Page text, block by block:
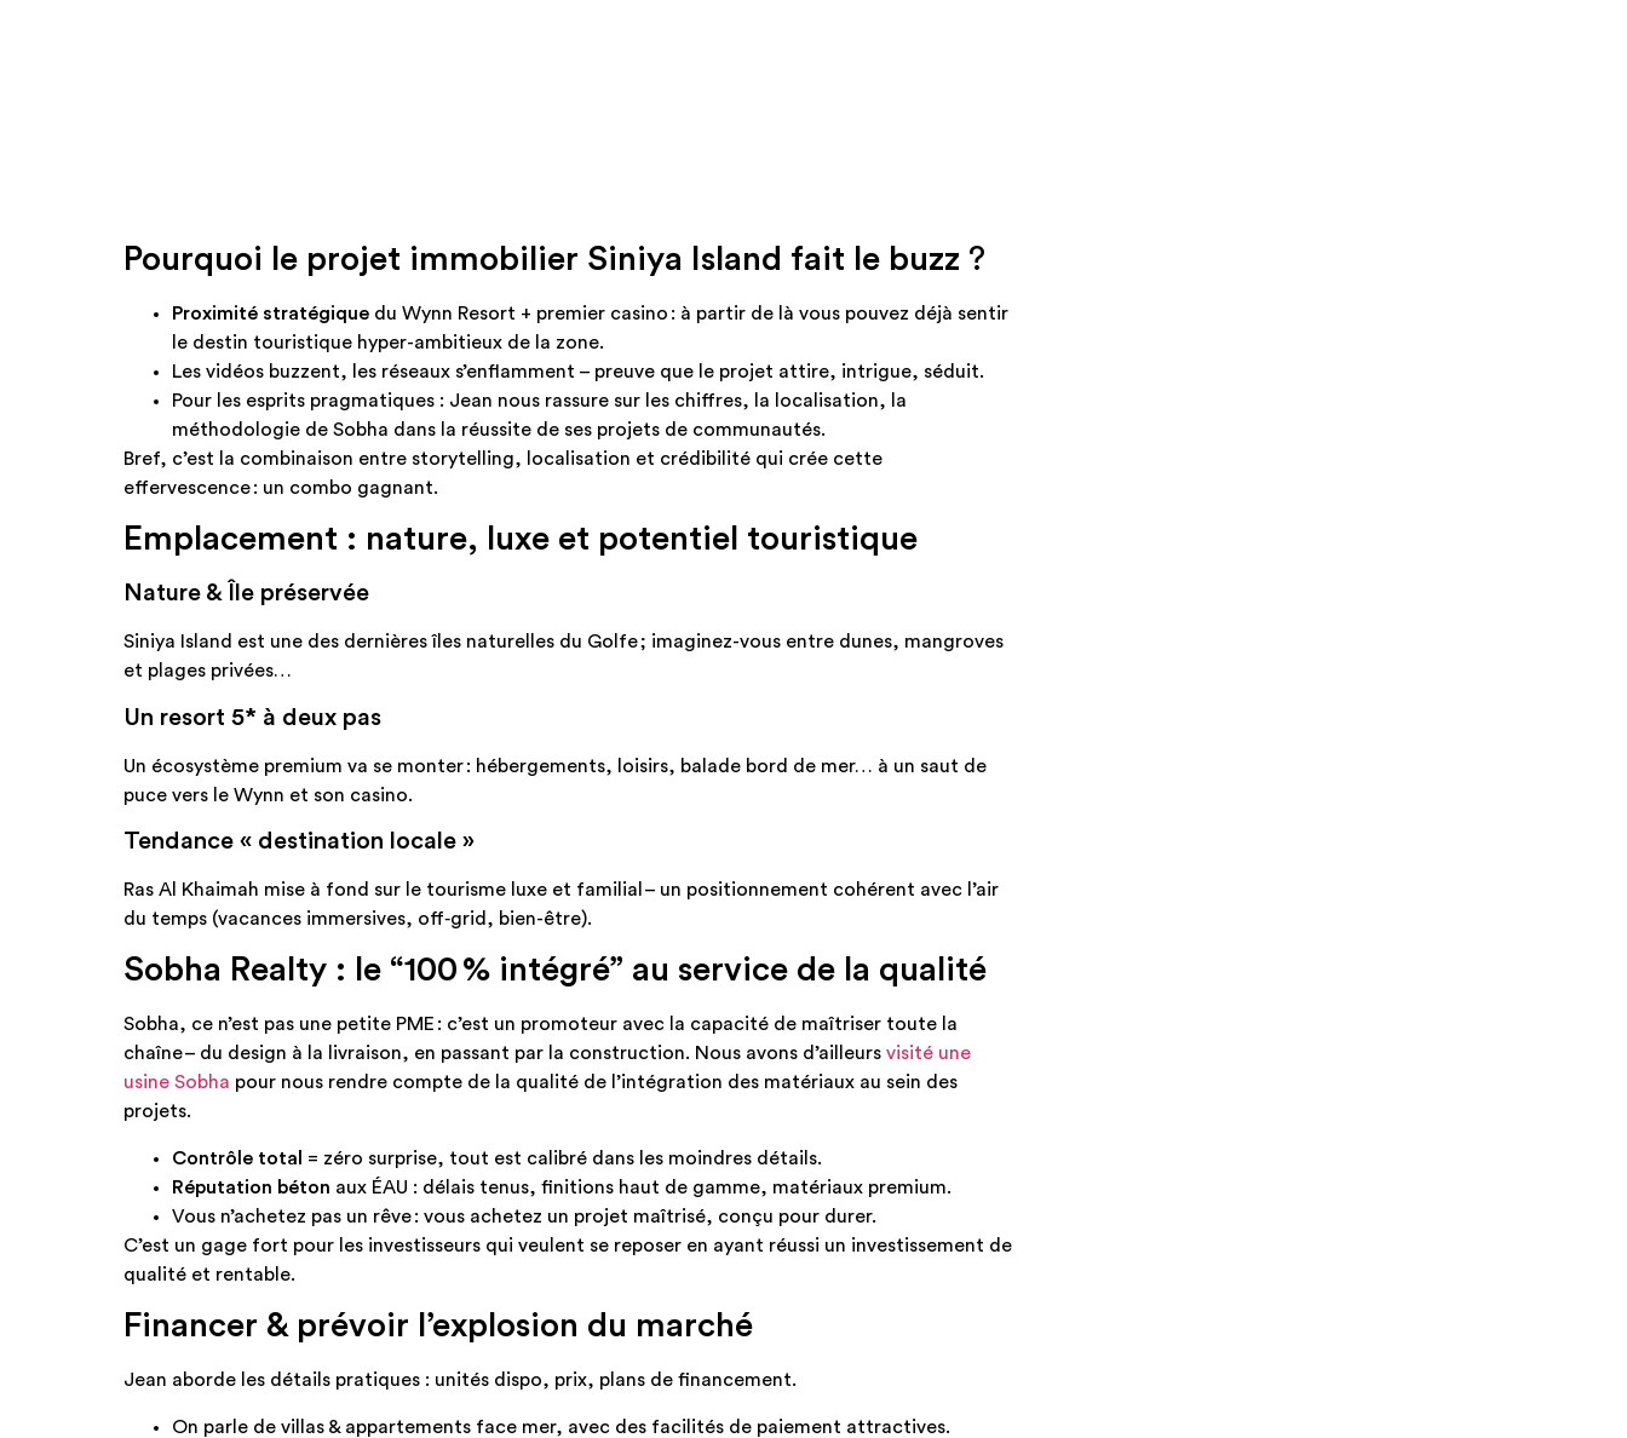
Pourquoi le projet immobilier Siniya Island fait le buzz ?
Proximité stratégique du Wynn Resort + premier casino : à partir de là vous pouvez déjà sentir
le destin touristique hyper-ambitieux de la zone.
Les vidéos buzzent, les réseaux s’enflamment – preuve que le projet attire, intrigue, séduit.
Pour les esprits pragmatiques : Jean nous rassure sur les chiffres, la localisation, la
méthodologie de Sobha dans la réussite de ses projets de communautés.
Bref, c’est la combinaison entre storytelling, localisation et crédibilité qui crée cette
effervescence : un combo gagnant.
Emplacement : nature, luxe et potentiel touristique
Nature & Île préservée
Siniya Island est une des dernières îles naturelles du Golfe ; imaginez-vous entre dunes, mangroves
et plages privées…
Un resort 5* à deux pas
Un écosystème premium va se monter : hébergements, loisirs, balade bord de mer… à un saut de
puce vers le Wynn et son casino.
Tendance « destination locale »
Ras Al Khaimah mise à fond sur le tourisme luxe et familial – un positionnement cohérent avec l’air
du temps (vacances immersives, off‑grid, bien-être).
Sobha Realty : le “100 % intégré” au service de la qualité
Sobha, ce n’est pas une petite PME : c’est un promoteur avec la capacité de maîtriser toute la
chaîne – du design à la livraison, en passant par la construction. Nous avons d’ailleurs visité une
usine Sobha pour nous rendre compte de la qualité de l’intégration des matériaux au sein des
projets.
Contrôle total
= zéro surprise, tout est calibré dans les moindres détails.
Réputation béton aux ÉAU : délais tenus, finitions haut de gamme, matériaux premium.
Vous n’achetez pas un rêve : vous achetez un projet maîtrisé, conçu pour durer.
C’est un gage fort pour les investisseurs qui veulent se reposer en ayant réussi un investissement de
qualité et rentable.
Financer & prévoir l’explosion du marché
Jean aborde les détails pratiques : unités dispo, prix, plans de financement.
On parle de villas & appartements face mer, avec des facilités de paiement attractives.